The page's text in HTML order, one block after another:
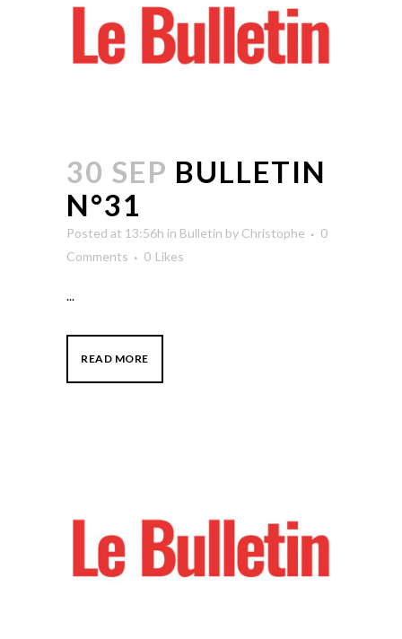
30 SEP BULLETIN
N°31
Posted at 13:56h in Bulletin by Christophe
0
Comments
0 Likes
...
READ MORE